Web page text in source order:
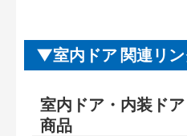
室内ドア 関連リン
室内ドア・内装ド
商品